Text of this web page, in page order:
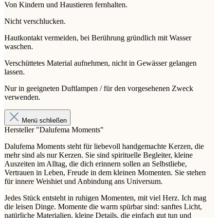
Von Kindern und Haustieren fernhalten.
Nicht verschlucken.
Hautkontakt vermeiden, bei Berührung gründlich mit Wasser
waschen.
Verschüttetes Material aufnehmen, nicht in Gewässer gelangen
lassen.
Nur in geeigneten Duftlampen / für den vorgesehenen Zweck
verwenden.
Menü schließen
Hersteller "Dalufema Moments"
Dalufema Moments steht für liebevoll handgemachte Kerzen, die
mehr sind als nur Kerzen. Sie sind spirituelle Begleiter, kleine
Auszeiten im Alltag, die dich erinnern sollen an Selbstliebe,
Vertrauen in Leben, Freude in dem kleinen Momenten. Sie stehen
für innere Weishiet und Anbindung ans Universum.
Jedes Stück entsteht in ruhigen Momenten, mit viel Herz. Ich mag
die leisen Dinge. Momente die warm spürbar sind: sanftes Licht,
natürliche Materialien, kleine Details, die einfach gut tun und